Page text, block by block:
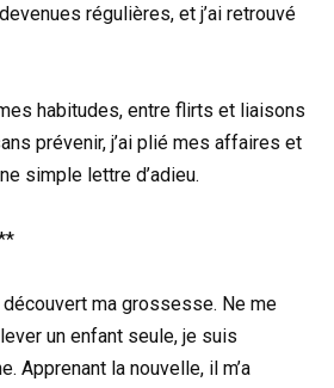
régulières, et j’ai retrouvé
habitudes, entre flirts et liaisons
prévenir, j’ai plié mes affaires et
simple lettre d’adieu.
découvert ma grossesse. Ne me
un enfant seule, je suis
Apprenant la nouvelle, il m’a